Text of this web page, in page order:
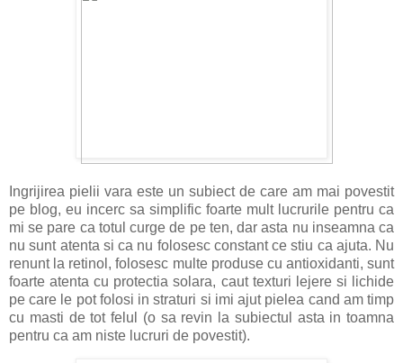
Ingrijirea pielii vara este un subiect de care am mai povestit
pe blog, eu incerc sa simplific foarte mult lucrurile pentru ca
mi se pare ca totul curge de pe ten, dar asta nu inseamna ca
nu sunt atenta si ca nu folosesc constant ce stiu ca ajuta. Nu
renunt la retinol, folosesc multe produse cu antioxidanti, sunt
foarte atenta cu protectia solara, caut texturi lejere si lichide
pe care le pot folosi in straturi si imi ajut pielea cand am timp
cu masti de tot felul (o sa revin la subiectul asta in toamna
pentru ca am niste lucruri de povestit).